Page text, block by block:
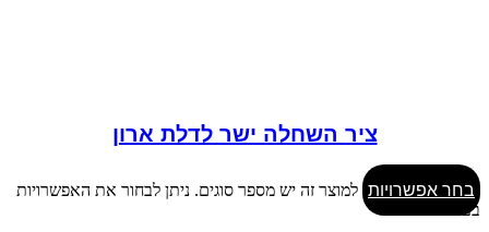
ציר השחלה ישר לדלת ארון
בחר אפשרויות למוצר זה יש מספר סוגים. ניתן לבחור את האפשרויות
בעמוד המוצר